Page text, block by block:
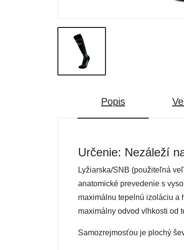
Popis
Určenie: Nezáleží
Lyžiarska/SNB (použiteľná
anatomické prevedenie s
maximálnu tepelnú izoláciu a
maximálny odvod vlhkosti od
Samozrejmosťou je plochý